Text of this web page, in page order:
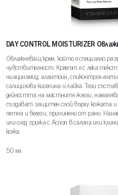
DAY CONTROL MOISTURIZER
Овлажняващ крем, който е специално
чувствителност. Кремът е с лека
ниацинамид, алантоин, спиконтрол-
салицилова киселина и лайка. Тези
дейността на мастните жлези,
създават защитен слой върху кожата
петна и белези, причинени от рани.
или след грижа с Acnon в салона или
кожа.
50 мл